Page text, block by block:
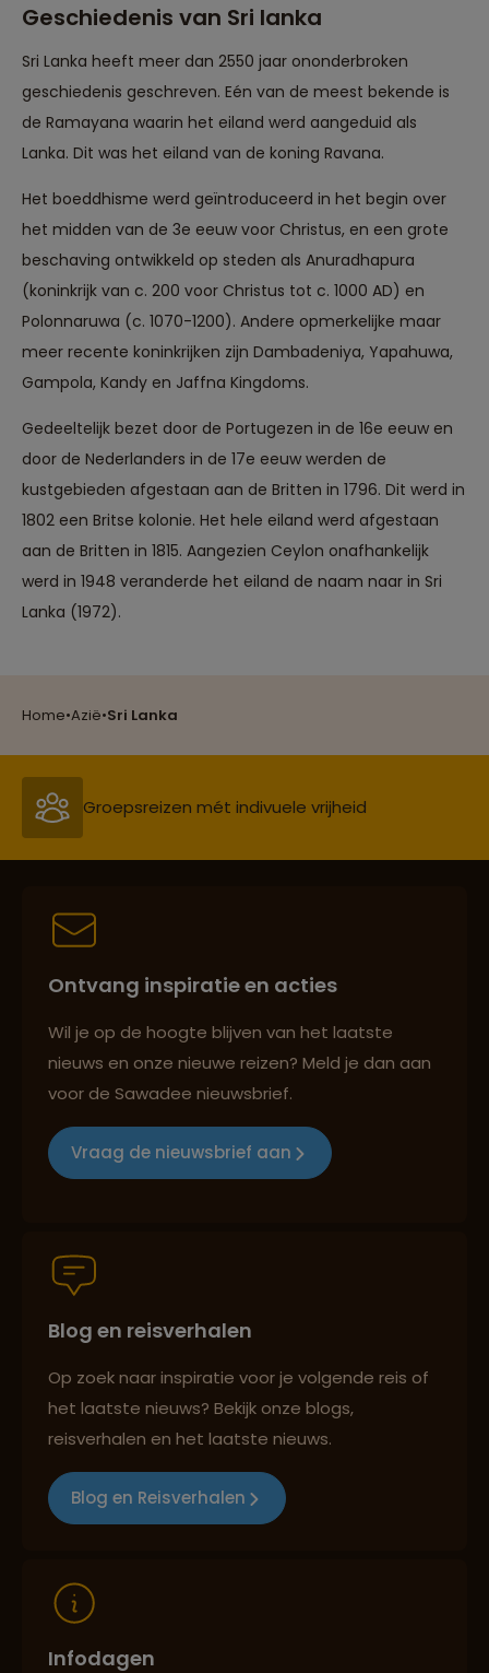
Home•Azië•Sri Lanka
Geschiedenis van Sri lanka
Sri Lanka heeft meer dan 2550 jaar ononderbroken
geschiedenis geschreven. Eén van de meest bekende is
de Ramayana waarin het eiland werd aangeduid als
Lanka. Dit was het eiland van de koning Ravana.
Het boeddhisme werd geïntroduceerd in het begin over
het midden van de 3e eeuw voor Christus, en een grote
beschaving ontwikkeld op steden als Anuradhapura
(koninkrijk van c. 200 voor Christus tot c. 1000 AD) en
Polonnaruwa (c. 1070-1200). Andere opmerkelijke maar
meer recente koninkrijken zijn Dambadeniya, Yapahuwa,
Gampola, Kandy en Jaffna Kingdoms.
Gedeeltelijk bezet door de Portugezen in de 16e eeuw en
door de Nederlanders in de 17e eeuw werden de
kustgebieden afgestaan aan de Britten in 1796. Dit werd in
1802 een Britse kolonie. Het hele eiland werd afgestaan
aan de Britten in 1815. Aangezien Ceylon onafhankelijk
werd in 1948 veranderde het eiland de naam naar in Sri
Lanka (1972).
Reizen met oog voor mens, cultuur en milieu
Persoonlijk en deskundig reisadvies
Best beoordeelde reisroutes
Groepsreizen mét indivuele vrijheid
Best beoordeelde reisroutes
Reizen met oog voor mens, cultuur en milieu
Ontvang inspiratie en acties
Wil je op de hoogte blijven van het laatste
nieuws en onze nieuwe reizen? Meld je dan aan
voor de Sawadee nieuwsbrief.
Vraag de nieuwsbrief aan
Blog en reisverhalen
Op zoek naar inspiratie voor je volgende reis of
het laatste nieuws? Bekijk onze blogs,
reisverhalen en het laatste nieuws.
Blog en Reisverhalen
Infodagen